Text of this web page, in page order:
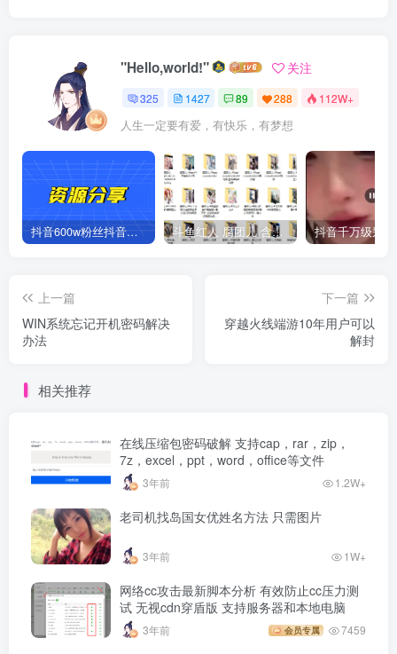
"Hello,world!" 关注
325 1427 89 288 112W+
人生一定要有爱，有快乐，有梦想
抖音600w粉丝抖音网红痞幼一手资料 877P 500M 含私拍 斗鱼红人 腐团儿 含付费 大尺写真 32套
上一篇
WIN系统忘记开机密码解决
办法
下一篇
穿越火线端游10年用户可以
解封
相关推荐
在线压缩包密码破解 支持cap，rar，zip，
7z，excel，ppt，word，office等文件
3年前 1.2W+
老司机找岛国女优姓名方法 只需图片
3年前 1W+
网络cc攻击最新脚本分析 有效防止cc压力测
试 无视cdn穿盾版 支持服务器和本地电脑
3年前 会员专属 7459